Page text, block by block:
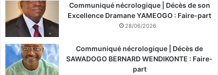
Communiqué nécrologique | Décès de son
Excellence Dramane YAMEOGO : Faire-part
28/06/2026
Communiqué nécrologique | Décès de
SAWADOGO BERNARD WENDIKONTE : Faire-
part